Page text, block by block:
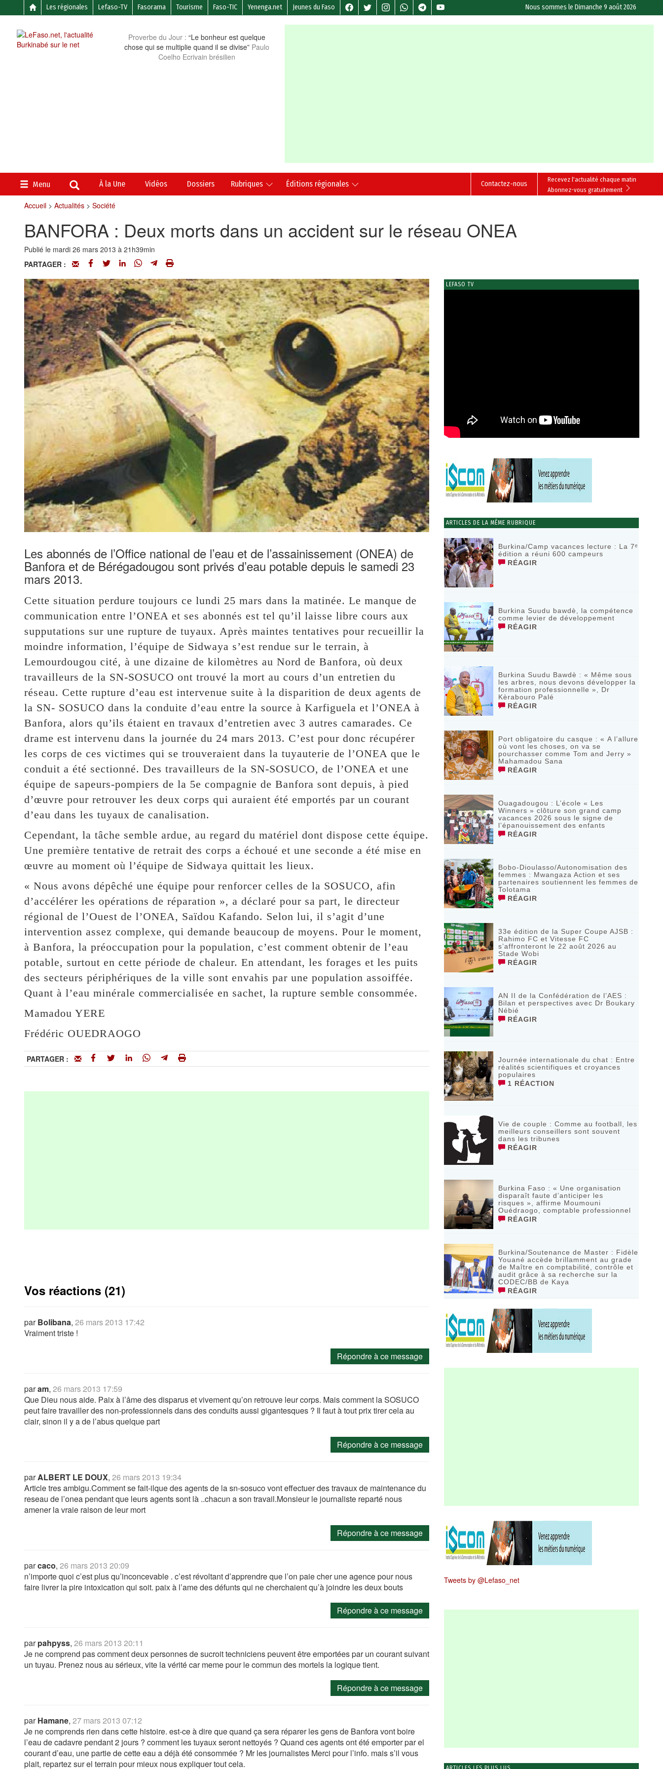
Les régionales Lefaso-TV Fasorama Tourisme Faso-TIC Yenenga.net Jeunes du Faso Nous sommes leDimanche 9 août 2026
Proverbe du Jour : “Le bonheur est quelque
chose qui se multiplie quand il se divise” Paulo
Coelho Ecrivain brésilien
Menu À la Une Vidéos Dossiers Rubriques Éditions régionales
Recevez l'actualité chaque matin
Abonnez-vous gratuitement
Contactez-nous
Accueil> Actualités> Société
BANFORA : Deux morts dans un accident sur le réseau ONEA
Publié le mardi 26 mars 2013 à 21h39min
PARTAGER :
Les abonnés de l’Office national de l’eau et de l’assainissement (ONEA) de
Banfora et de Bérégadougou sont privés d’eau potable depuis le samedi 23
mars 2013.
Cette situation perdure toujours ce lundi 25 mars dans la matinée. Le manque de
communication entre l’ONEA et ses abonnés est tel qu’il laisse libre cours aux
supputations sur une rupture de tuyaux. Après maintes tentatives pour recueillir la
moindre information, l’équipe de Sidwaya s’est rendue sur le terrain, à
Lemourdougou cité, à une dizaine de kilomètres au Nord de Banfora, où deux
travailleurs de la SN-SOSUCO ont trouvé la mort au cours d’un entretien du
réseau. Cette rupture d’eau est intervenue suite à la disparition de deux agents de
la SN- SOSUCO dans la conduite d’eau entre la source à Karfiguela et l’ONEA à
Banfora, alors qu’ils étaient en travaux d’entretien avec 3 autres camarades. Ce
drame est intervenu dans la journée du 24 mars 2013. C’est pour donc récupérer
les corps de ces victimes qui se trouveraient dans la tuyauterie de l’ONEA que le
conduit a été sectionné. Des travailleurs de la SN-SOSUCO, de l’ONEA et une
équipe de sapeurs-pompiers de la 5e compagnie de Banfora sont depuis, à pied
d’œuvre pour retrouver les deux corps qui auraient été emportés par un courant
d’eau dans les tuyaux de canalisation.
Cependant, la tâche semble ardue, au regard du matériel dont dispose cette équipe.
Une première tentative de retrait des corps a échoué et une seconde a été mise en
œuvre au moment où l’équipe de Sidwaya quittait les lieux.
« Nous avons dépêché une équipe pour renforcer celles de la SOSUCO, afin
d’accélérer les opérations de réparation », a déclaré pour sa part, le directeur
régional de l’Ouest de l’ONEA, Saïdou Kafando. Selon lui, il s’agit d’une
intervention assez complexe, qui demande beaucoup de moyens. Pour le moment,
à Banfora, la préoccupation pour la population, c’est comment obtenir de l’eau
potable, surtout en cette période de chaleur. En attendant, les forages et les puits
des secteurs périphériques de la ville sont envahis par une population assoiffée.
Quant à l’eau minérale commercialisée en sachet, la rupture semble consommée.
Mamadou YERE
Frédéric OUEDRAOGO
PARTAGER :
Vos réactions (21)
parBolibana, 26 mars 2013 17:42
Vraiment triste !
Répondre à ce message
param, 26 mars 2013 17:59
Que Dieu nous aide. Paix à l’âme des disparus et vivement qu’on retrouve leur corps. Mais comment la SOSUCO
peut faire travailler des non-professionnels dans des conduits aussi gigantesques ? Il faut à tout prix tirer cela au
clair, sinon il y a de l’abus quelque part
Répondre à ce message
parALBERT LE DOUX, 26 mars 2013 19:34
Article tres ambigu.Comment se fait-ilque des agents de la sn-sosuco vont effectuer des travaux de maintenance du
reseau de l’onea pendant que leurs agents sont là ..chacun a son travail.Monsieur le journaliste reparté nous
amener la vraie raison de leur mort
Répondre à ce message
parcaco, 26 mars 2013 20:09
n’importe quoi c’est plus qu’inconcevable . c’est révoltant d’apprendre que l’on paie cher une agence pour nous
faire livrer la pire intoxication qui soit. paix à l’ame des défunts qui ne cherchaient qu’à joindre les deux bouts
Répondre à ce message
parpahpyss, 26 mars 2013 20:11
Je ne comprend pas comment deux personnes de sucroit techniciens peuvent être emportées par un courant suivant
un tuyau. Prenez nous au sérieux, vite la vérité car meme pour le commun des mortels la logique tient.
Répondre à ce message
parHamane, 27 mars 2013 07:12
Je ne comprends rien dans cette histoire. est-ce à dire que quand ça sera réparer les gens de Banfora vont boire
l’eau de cadavre pendant 2 jours ? comment les tuyaux seront nettoyés ? Quand ces agents ont été emporter par el
courant d’eau, une partie de cette eau a déjà été consommée ? Mr les journalistes Merci pour l’info. mais s’il vous
plait, repartez sur el terrain pour mieux nous expliquer tout cela.
LEFASO TV
ARTICLES DE LA MÊME RUBRIQUE
Burkina/Camp vacances lecture : La 7ᵉ
édition a réuni 600 campeurs
RÉAGIR
Burkina Suudu bawdè, la compétence
comme levier de développement
RÉAGIR
Burkina Suudu Bawdè : « Même sous
les arbres, nous devons développer la
formation professionnelle », Dr
Kèrabouro Palé
RÉAGIR
Port obligatoire du casque : « A l’allure
où vont les choses, on va se
pourchasser comme Tom and Jerry »
Mahamadou Sana
RÉAGIR
Ouagadougou : L’école « Les
Winners » clôture son grand camp
vacances 2026 sous le signe de
l’épanouissement des enfants
RÉAGIR
Bobo-Dioulasso/Autonomisation des
femmes : Mwangaza Action et ses
partenaires soutiennent les femmes de
Tolotama
RÉAGIR
33e édition de la Super Coupe AJSB :
Rahimo FC et Vitesse FC
s’affronteront le 22 août 2026 au
Stade Wobi
RÉAGIR
AN II de la Confédération de l’AES :
Bilan et perspectives avec Dr Boukary
Nébié
RÉAGIR
Journée internationale du chat : Entre
réalités scientifiques et croyances
populaires
1 RÉACTION
Vie de couple : Comme au football, les
meilleurs conseillers sont souvent
dans les tribunes
RÉAGIR
Burkina Faso : « Une organisation
disparaît faute d’anticiper les
risques », affirme Moumouni
Ouédraogo, comptable professionnel
RÉAGIR
Burkina/Soutenance de Master : Fidèle
Youané accède brillamment au grade
de Maître en comptabilité, contrôle et
audit grâce à sa recherche sur la
CODEC/BB de Kaya
RÉAGIR
Tweets by @Lefaso_net